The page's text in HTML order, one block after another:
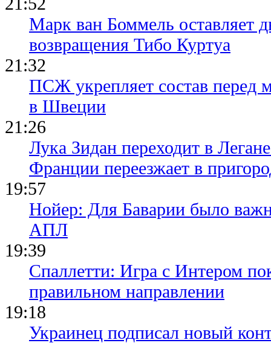
Марк ван Боммель оставляет
возвращения Тибо Куртуа
21:32
ПСЖ укрепляет состав перед
в Швеции
21:26
Лука Зидан переходит в
Франции переезжает в
19:57
Нойер: Для Баварии было
АПЛ
19:39
Спаллетти: Игра с Интером
правильном направлении
19:18
Украинец подписал новый